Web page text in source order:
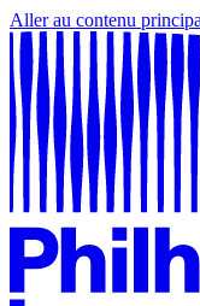
Aller au contenu